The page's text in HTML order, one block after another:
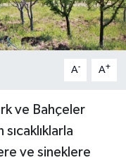
A- A+
ve Bahçeler
ve sineklere